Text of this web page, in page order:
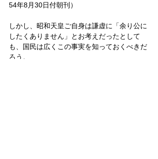
54年8月30日付朝刊）
しかし、昭和天皇ご自身は謙虚に「余り公に
したくありません」とお考えだったとして
も、国民は広くこの事実を知っておくべきだ
ろう。